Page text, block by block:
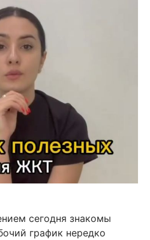
сегодня знакомы
график нередко